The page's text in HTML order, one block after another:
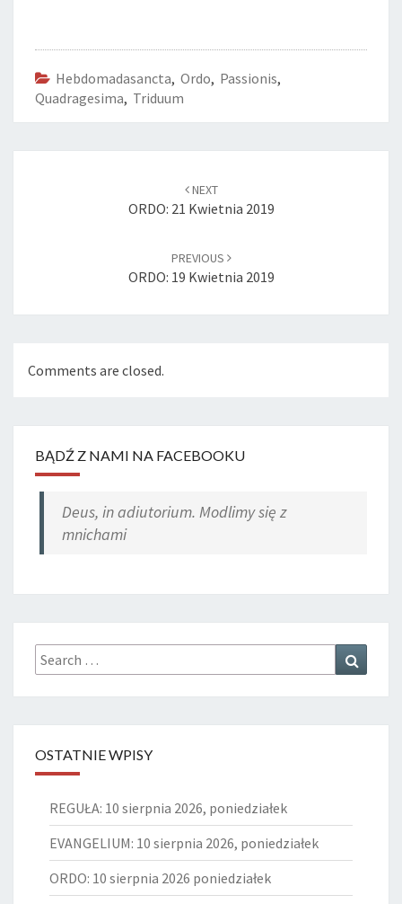
Hebdomadasancta, Ordo, Passionis,
Quadragesima, Triduum
NEXT
ORDO: 21 Kwietnia 2019
PREVIOUS
ORDO: 19 Kwietnia 2019
Comments are closed.
BĄDŹ Z NAMI NA FACEBOOKU
Deus, in adiutorium. Modlimy się z
mnichami
Search
for:
OSTATNIE WPISY
REGUŁA: 10 sierpnia 2026, poniedziałek
EVANGELIUM: 10 sierpnia 2026, poniedziałek
ORDO: 10 sierpnia 2026 poniedziałek